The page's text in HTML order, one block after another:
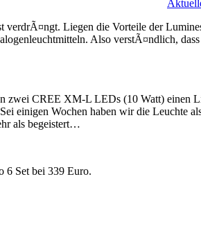
Liegen die Vorteile der
Also verstÃ¤ndlich,
zwei CREE XM-L LEDs (10 Watt) einen
einigen Wochen haben wir die Leuchte
als begeistert…
6 Set bei 339 Euro.